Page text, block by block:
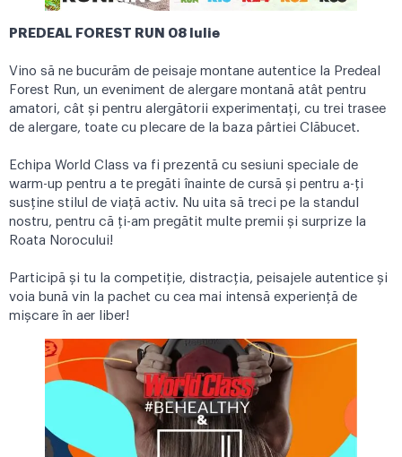
PREDEAL FOREST RUN 08 Iulie
Vino să ne bucurăm de peisaje montane autentice la Predeal
Forest Run, un eveniment de alergare montană atât pentru
amatori, cât și pentru alergătorii experimentați, cu trei trasee
de alergare, toate cu plecare de la baza pârtiei Clăbucet.
Echipa World Class va fi prezentă cu sesiuni speciale de
warm-up pentru a te pregăti înainte de cursă și pentru a-ți
susține stilul de viață activ. Nu uita să treci pe la standul
nostru, pentru că ți-am pregătit multe premii și surprize la
Roata Norocului!
Participă și tu la competiție, distracția, peisajele autentice și
voia bună vin la pachet cu cea mai intensă experiență de
mișcare în aer liber!